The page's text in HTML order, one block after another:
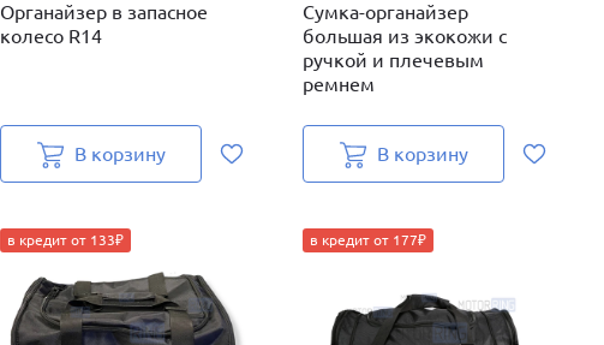
Органайзер в запасное
колесо R14
В корзину
Сумка-органайзер
большая из экокожи с
ручкой и плечевым
ремнем
В корзину
в кредит от 133₽ в кредит от 177₽